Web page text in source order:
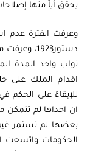
يحقق أياً منها
وعرفت الفترة عدم
دستور1923،
نواب واحد المدة
اقدام الملك على
للإبقاءً على الحكم
ان احداها لم تتمكن
بعضها لم تستمر
الحكومات واتسعت